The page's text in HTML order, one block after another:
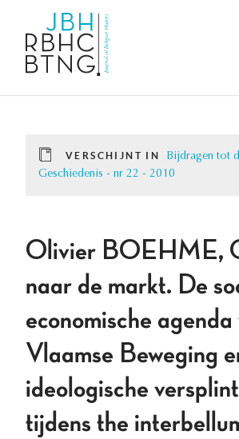
VERSCHIJNT IN
Bijdragen tot
Geschiedenis - nr 22 - 2010
Olivier BOEHME,
naar de markt. De
economische agenda
Vlaamse Beweging
ideologische
tijdens the